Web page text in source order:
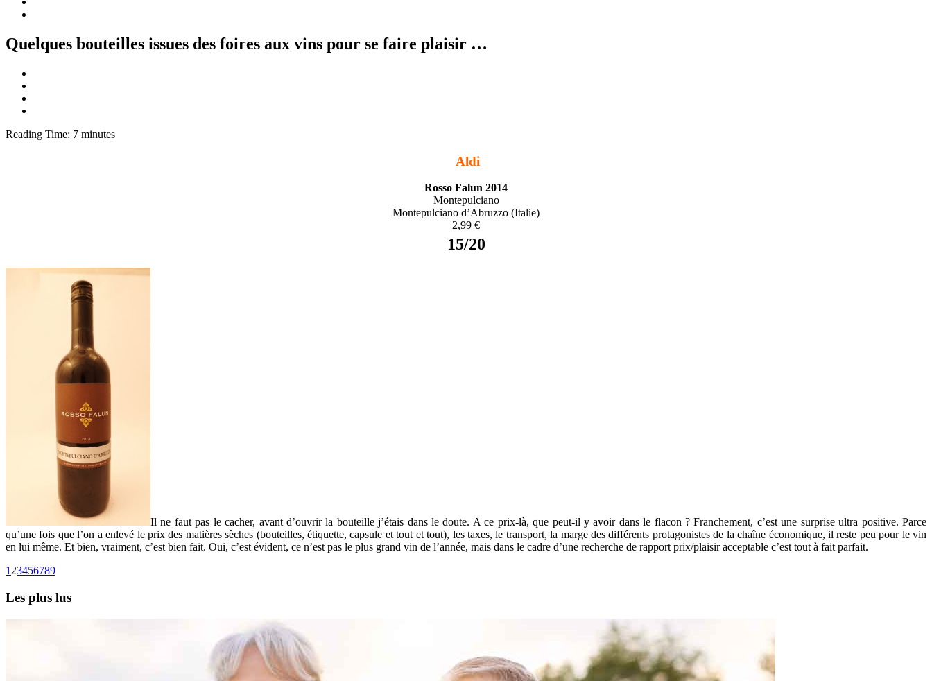
Quelques bouteilles issues des foires aux vins pour se faire plaisir …
Reading Time: 7 minutes
Aldi
Rosso Falun 2014
Montepulciano
Montepulciano d’Abruzzo (Italie)
2,99 €
15/20
Il ne faut pas le cacher, avant d’ouvrir la bouteille j’étais dans le doute. A ce prix-là, que peut-il y avoir dans le flacon ? Franchement, c’est une surprise ultra positive. Parce
qu’une fois que l’on a enlevé le prix des matières sèches (bouteilles, étiquette, capsule et tout et tout), les taxes, le transport, la marge des différents protagonistes de la chaîne économique, il reste peu pour le vin
en lui même. Et bien, vraiment, c’est bien fait. Oui, c’est évident, ce n’est pas le plus grand vin de l’année, mais dans le cadre d’une recherche de rapport prix/plaisir acceptable c’est tout à fait parfait.
1 23456789
Les plus lus